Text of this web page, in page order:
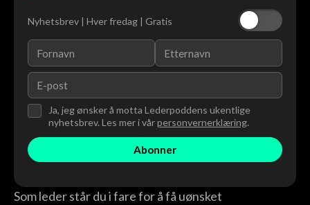
Nyhetsbrev | Hver fredag | Gratis
Ja, jeg ønsker å motta Lederpoddens ukentlige
nyhetsbrev. Les mer i vårpersonvernerklæring.
Som leder står du i fare for å få uønsket